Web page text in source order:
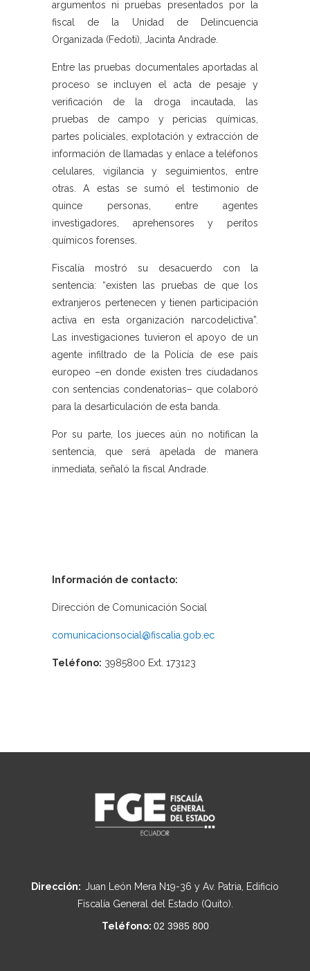
argumentos ni pruebas presentados por la
fiscal de la Unidad de Delincuencia
Organizada (Fedoti), Jacinta Andrade.
Entre las pruebas documentales aportadas al
proceso se incluyen el acta de pesaje y
verificación de la droga incautada, las
pruebas de campo y pericias químicas,
partes policiales, explotación y extracción de
información de llamadas y enlace a teléfonos
celulares, vigilancia y seguimientos, entre
otras. A estas se sumó el testimonio de
quince personas, entre agentes
investigadores, aprehensores y peritos
químicos forenses.
Fiscalía mostró su desacuerdo con la
sentencia: “existen las pruebas de que los
extranjeros pertenecen y tienen participación
activa en esta organización narcodelictiva”.
Las investigaciones tuvieron el apoyo de un
agente infiltrado de la Policía de ese país
europeo –en donde existen tres ciudadanos
con sentencias condenatorias– que colaboró
para la desarticulación de esta banda.
Por su parte, los jueces aún no notifican la
sentencia, que será apelada de manera
inmediata, señaló la fiscal Andrade.
Información de contacto:
Dirección de Comunicación Social
comunicacionsocial@fiscalia.gob.ec
Teléfono: 3985800 Ext. 173123
Dirección: Juan León Mera N19-36 y Av. Patria, Edificio
Fiscalía General del Estado (Quito).
Teléfono: 02 3985 800